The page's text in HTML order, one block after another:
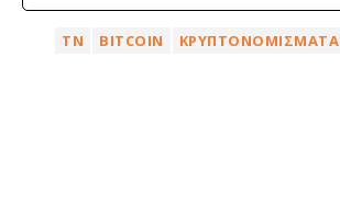
ΤΝ BITCOIN ΚΡΥΠΤΟΝΟΜΊΣΜΑΤΑ